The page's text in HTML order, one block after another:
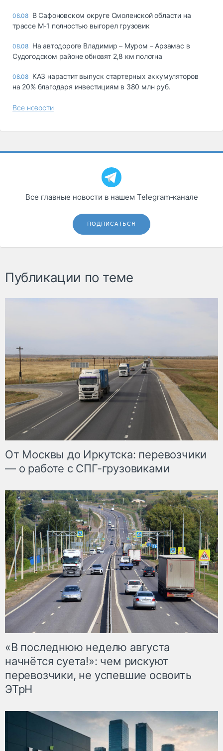
08.08 В Сафоновском округе Смоленской области на
трассе М-1 полностью выгорел грузовик
08.08 На автодороге Владимир – Муром – Арзамас в
Судогодском районе обновят 2,8 км полотна
08.08 КАЗ нарастит выпуск стартерных аккумуляторов
на 20% благодаря инвестициям в 380 млн руб.
Все новости
Все главные новости в нашем Telegram‑канале
ПОДПИСАТЬСЯ
Публикации по теме
От Москвы до Иркутска: перевозчики
— о работе с СПГ-грузовиками
«В последнюю неделю августа
начнётся суета!»: чем рискуют
перевозчики, не успевшие освоить
ЭТрН